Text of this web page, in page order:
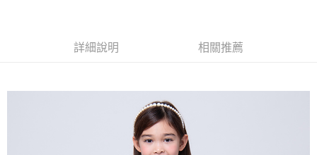
每筆NT$80，滿NT$2,000(含以上)免運費
詳細說明 相關推薦